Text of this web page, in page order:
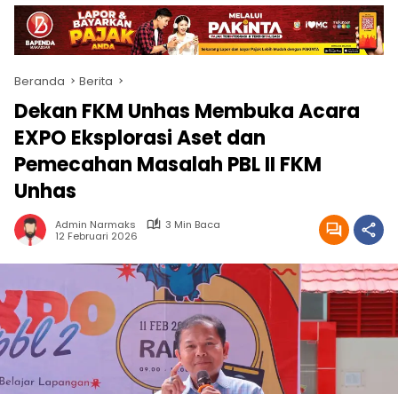
Beranda Berita
Dekan FKM Unhas Membuka Acara
EXPO Eksplorasi Aset dan
Pemecahan Masalah PBL II FKM
Unhas
Admin Narmaks
3 Min Baca
12 Februari 2026